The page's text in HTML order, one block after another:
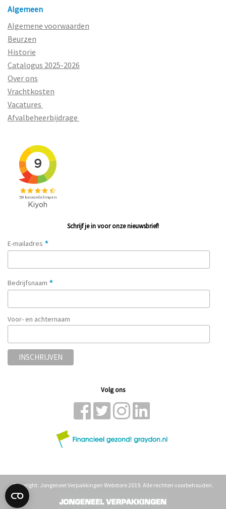
Algemeen
Algemene voorwaarden
Beurzen
Historie
Catalogus 2025-2026
Over ons
Vrachtkosten
Vacatures
Afvalbeheerbijdrage
Schrijf je in voor onze nieuwsbrief!
E-mailadres *
Bedrijfsnaam *
Voor- en achternaam
Volg ons
Copyright: Jongeneel Verpakkingen Webstore 2019. Alle rechten voorbehouden.